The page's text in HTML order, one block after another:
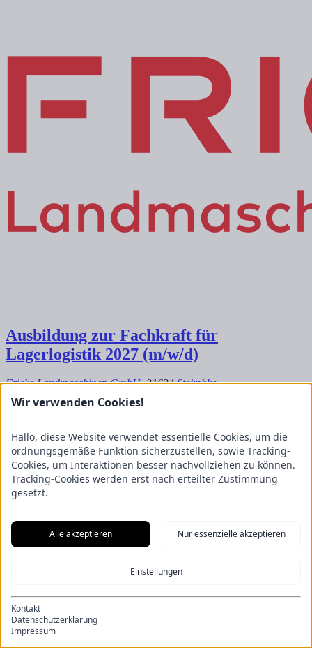
Ausbildung zur Fachkraft für
Lagerlogistik 2027 (m/w/d)
Fricke Landmaschinen GmbH, 31634Steimbke
Wir verwenden Cookies!
Hallo, diese Website verwendet essentielle Cookies, um die
ordnungsgemäße Funktion sicherzustellen, sowie Tracking-
Cookies, um Interaktionen besser nachvollziehen zu können.
Tracking-Cookies werden erst nach erteilter Zustimmung
gesetzt.
Alle akzeptieren Nur essenzielle akzeptieren
Einstellungen
Kontakt
Datenschutzerklärung
Impressum